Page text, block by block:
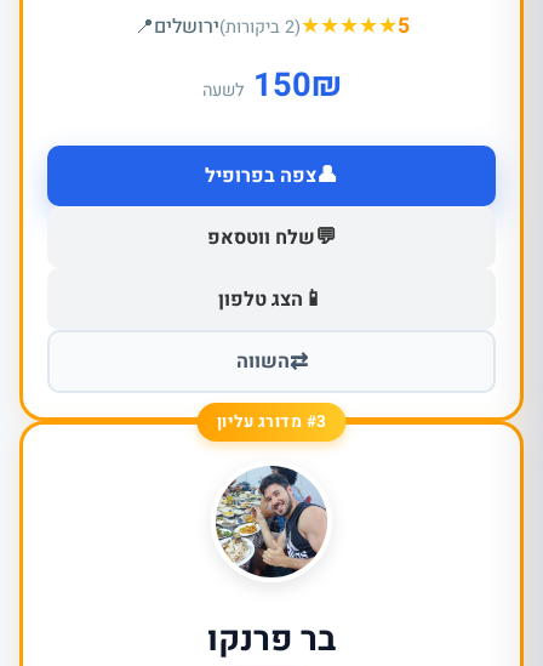
(2 ביקורות)★★★★★5 ירושלים📍
₪
150 לשעה
👤צפה בפרופיל
💬שלח ווטסאפ
📱 הצג טלפון
⇄השווה
#3 מדורג עליון
בר פרנקו